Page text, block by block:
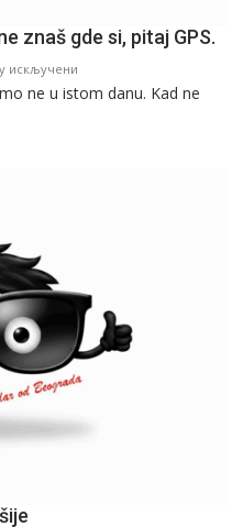
znaš gde si, pitaj GPS.
искључени
Beogradska
ne u istom danu. Kad ne